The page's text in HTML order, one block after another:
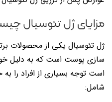
مزایای ژل تئوسیال
ژل تئوسیال یکی از محصولات
سازی پوست است که به دلیل
است توجه بسیاری از افراد را
شامل: